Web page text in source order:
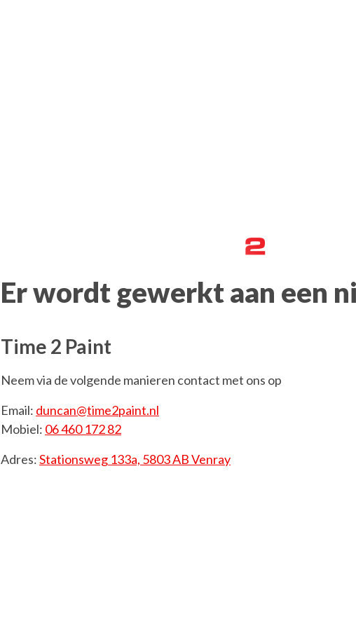
Er wordt gewerkt aan een
Time 2 Paint
Neem via de volgende manieren contact met ons op
Email: duncan@time2paint.nl
Mobiel: 06 460 172 82
Adres:Stationsweg 133a, 5803 AB Venray